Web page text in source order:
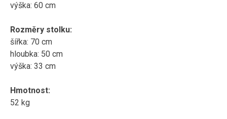
výška: 60 cm
Rozměry stolku:
šířka: 70 cm
hloubka: 50 cm
výška: 33 cm
Hmotnost:
52 kg